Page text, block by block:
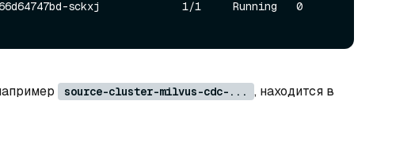
66d64747bd-sckxj             1/1     Running   0
source-cluster-milvus-cdc-...
, находится в